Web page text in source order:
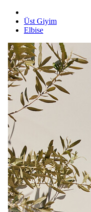
Üst Giyim
Elbise